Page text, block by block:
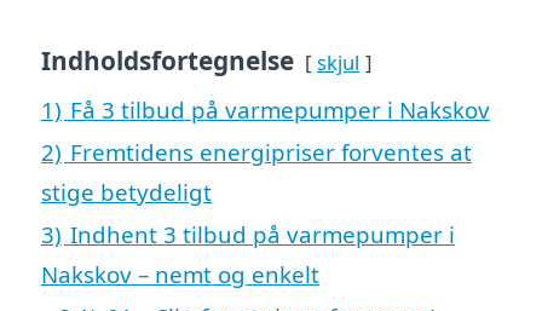
Indholdsfortegnelse skjul
1) Få 3 tilbud på varmepumper i Nakskov
2) Fremtidens energipriser forventes at
stige betydeligt
3) Indhent 3 tilbud på varmepumper i
Nakskov – nemt og enkelt